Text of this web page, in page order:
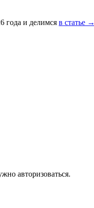
года и делимся в статье →
авторизоваться.